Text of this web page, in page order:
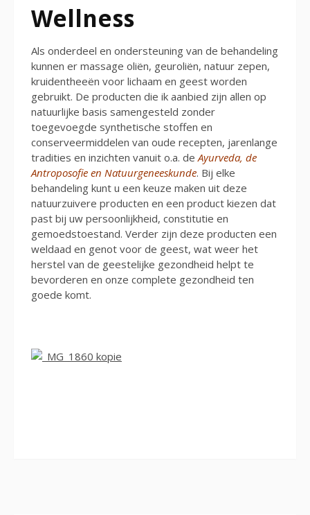
Wellness
Als onderdeel en ondersteuning van de behandeling
kunnen er massage oliën, geuroliën, natuur zepen,
kruidentheeën voor lichaam en geest worden
gebruikt. De producten die ik aanbied zijn allen op
natuurlijke basis samengesteld zonder
toegevoegde synthetische stoffen en
conserveermiddelen van oude recepten, jarenlange
tradities en inzichten vanuit o.a. deAyurveda, de
Antroposofie en Natuurgeneeskunde. Bij elke
behandeling kunt u een keuze maken uit deze
natuurzuivere producten en een product kiezen dat
past bij uw persoonlijkheid, constitutie en
gemoedstoestand. Verder zijn deze producten een
weldaad en genot voor de geest, wat weer het
herstel van de geestelijke gezondheid helpt te
bevorderen en onze complete gezondheid ten
goede komt.